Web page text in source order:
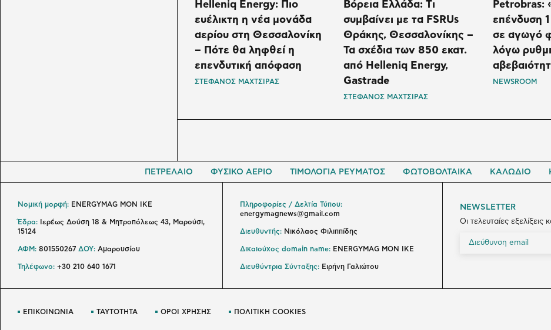
Helleniq Energy: Πιο
ευέλικτη η νέα μονάδα
αερίου στη Θεσσαλονίκη
– Πότε θα ληφθεί η
επενδυτική απόφαση
ΣΤΕΦΑΝΟΣ ΜΑΧΤΣΙΡΑΣ
Βόρεια Ελλάδα: Tι
συμβαίνει με τα FSRUs
Θράκης, Θεσσαλονίκης –
Τα σχέδια των 850 εκατ.
από Helleniq Energy,
Gastrade
ΣΤΕΦΑΝΟΣ ΜΑΧΤΣΙΡΑΣ
Petrobras:
επένδυση
σε αγωγό
λόγω
NEWSROOM
ΠΕΤΡΕΛΑΙΟ ΦΥΣΙΚΟ ΑΕΡΙΟ ΤΙΜΟΛΟΓΙΑ ΡΕΥΜΑΤΟΣ ΦΩΤΟΒΟΛΤΑΙΚΑ ΚΑΛΩΔΙΟ
NEWSLETTER
Οι τελευταίες
Νομική μορφή: ENERGYMAG MON IKE
Έδρα: Ιερέως Δούση 18 & Μητροπόλεως 43, Μαρούσι,
15124
ΑΦΜ: 801550267 ΔΟΥ: Αμαρουσίου
Τηλέφωνο: +30 210 640 1671
Πληροφορίες / Δελτία Τύπου:
energymagnews@gmail.com
Διευθυντής: Νικόλαος Φιλιππίδης
Δικαιούχος domain name: ENERGYMAG ΜΟΝ ΙΚΕ
Διευθύντρια Σύνταξης: Ειρήνη Γαλιώτου
ΕΠΙΚΟΙΝΩΝΙΑ ΤΑΥΤΟΤΗΤΑ ΟΡΟΙ ΧΡΗΣΗΣ ΠΟΛΙΤΙΚΗ COOKIES